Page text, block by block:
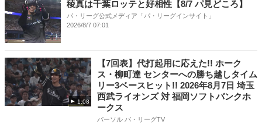
稜真は千葉ロッテと好相性【8/7 パ見どころ】
パ・リーグ公式メディア「パ・リーグインサイト」
2026/8/7 07:01
1:08
【7回表】代打起用に応えた!! ホーク
ス・柳町達 センターへの勝ち越しタイム
リー3ベースヒット!! 2026年8月7日 埼玉
西武ライオンズ 対 福岡ソフトバンクホ
ークス
パーソル パ・リーグTV